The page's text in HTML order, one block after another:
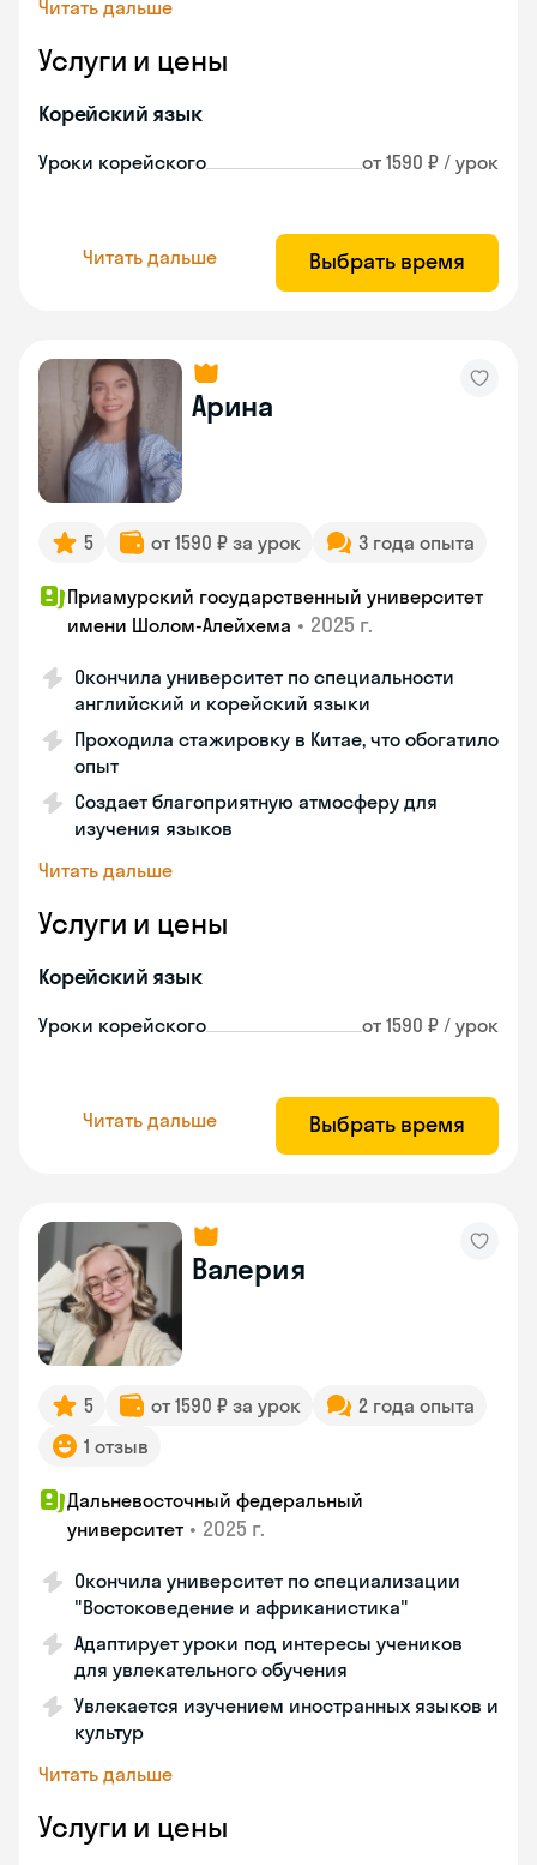
Читать дальше
Услуги и цены
Корейский язык
Уроки корейского от 1590 ₽ / урок
Читать дальше Выбрать время
Арина
5 от 1590 ₽ за урок 3 года опыта
Приамурский государственный университет
имени Шолом-Алейхема • 2025 г.
Окончила университет по специальности
английский и корейский языки
Проходила стажировку в Китае, что обогатило
опыт
Создает благоприятную атмосферу для
изучения языков
Читать дальше
Услуги и цены
Корейский язык
Уроки корейского от 1590 ₽ / урок
Читать дальше Выбрать время
Валерия
5 от 1590 ₽ за урок
2 года опыта
1 отзыв
Дальневосточный федеральный
университет • 2025 г.
Окончила университет по специализации
"Востоковедение и африканистика"
Адаптирует уроки под интересы учеников
для увлекательного обучения
Увлекается изучением иностранных языков и
культур
Читать дальше
Услуги и цены